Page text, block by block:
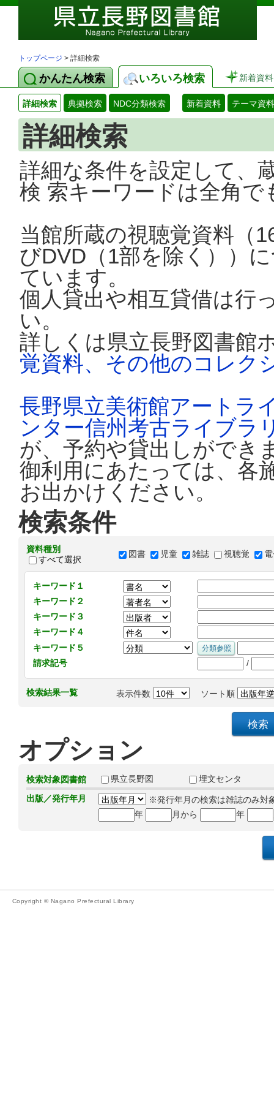
トップページ > 詳細検索
かんたん検索 いろいろ検索 新着資料
詳細検索 典拠検索 NDC分類検索 新着資料 テーマ資料
詳細検索
詳細な条件を設定して、
検 索キーワードは全角
当館所蔵の視聴覚資料（
びDVD（1部を除く））
ています。
個人貸出や相互貸借は行
い。
詳しくは県立長野図書館
覚資料、その他のコレク
長野県立美術館アートラ
ンター信州考古ライブラ
が、予約や貸出しができ
御利用にあたっては、各
お出かけください。
検索条件
資料種別
すべて選択
図書 児童 雑誌 視聴覚
キーワード１
キーワード２
キーワード３
キーワード４
キーワード５
請求記号
/
検索結果一覧 表示件数 ソート順
オプション
検索対象図書館 県立長野図
埋文センタ
出版／発行年月
※発行年月の検索は雑誌のみ対
年
月から 年
Copyright © Nagano Prefectural Library